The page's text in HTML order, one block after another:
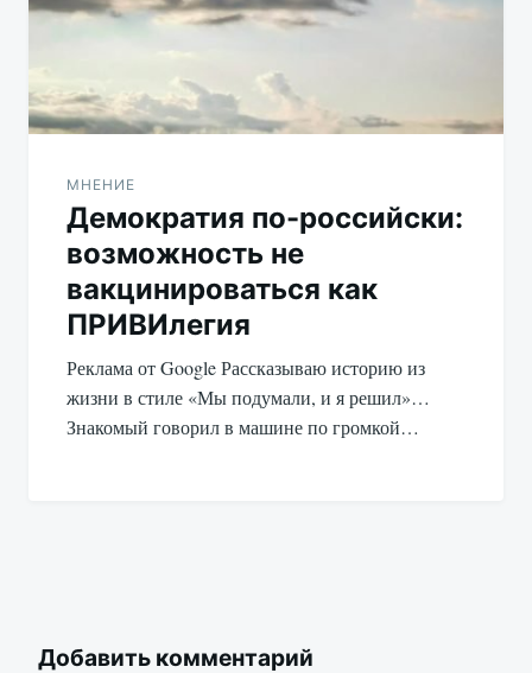
МНЕНИЕ
Демократия по-российски:
возможность не
вакцинироваться как
ПРИВИлегия
Реклама от Google Рассказываю историю из
жизни в стиле «Мы подумали, и я решил»…
Знакомый говорил в машине по громкой…
Добавить комментарий